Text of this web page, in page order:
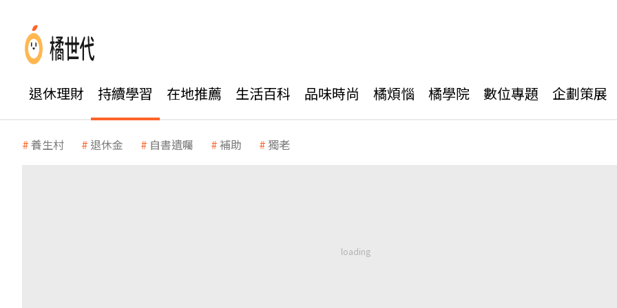
退休理財 持續學習 在地推薦 生活百科 品味時尚 橘煩惱 橘學院 數位專題 企劃策展
養生村 退休金 自書遺囑 補助 獨老